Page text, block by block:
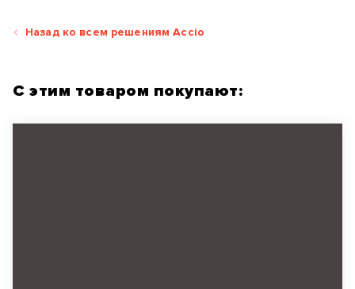
Назад ко всем решениям Accio
С этим товаром покупают: